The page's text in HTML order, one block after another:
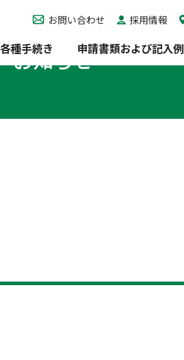
お問い合わせ 採用情報
各種手続き 申請書類および記入例
お知らせ